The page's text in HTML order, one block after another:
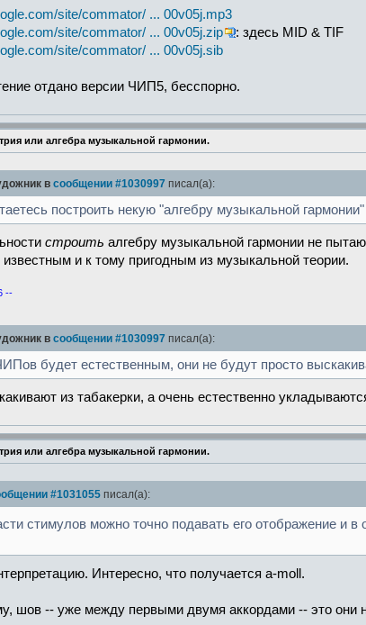
site/commator/ ... 00v05j.mp3
site/commator/ ... 00v05j.zip
: здесь MID & TIF
site/commator/ ... 00v05j.sib
отдано версии ЧИП5, бесспорно.
или алгебра музыкальной гармонии.
в сообщении #1030997 писал(а):
построить некую "алгебру музыкальной гармонии"
строить алгебру музыкальной гармонии не
известным и к тому пригодным из музыкальной теории.
--
в сообщении #1030997 писал(а):
будет естественным, они не будут просто
из табакерки, а очень естественно
или алгебра музыкальной гармонии.
#1031055 писал(а):
стимулов можно точно подавать его отображение и
Интересно, что получается a-moll.
шов -- уже между первыми двумя аккордами -- это они